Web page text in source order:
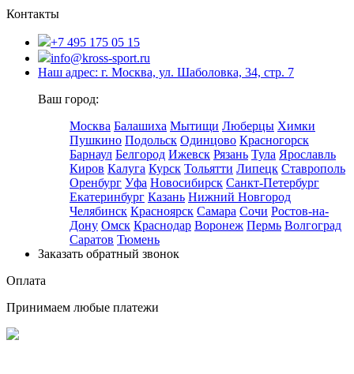
Контакты
+7 495 175 05 15
info@kross-sport.ru
Наш адрес: г. Москва, ул. Шаболовка, 34, стр. 7
Ваш город:
Москва Балашиха Мытищи Люберцы Химки
Пушкино Подольск Одинцово Красногорск
Барнаул Белгород Ижевск Рязань Тула Ярославль
Киров Калуга Курск Тольятти Липецк Ставрополь
Оренбург Уфа Новосибирск Санкт-Петербург
Екатеринбург Казань Нижний Новгород
Челябинск Красноярск Самара Сочи Ростов-на-
Дону Омск Краснодар Воронеж Пермь Волгоград
Саратов Тюмень
Заказать обратный звонок
Оплата
Принимаем любые платежи